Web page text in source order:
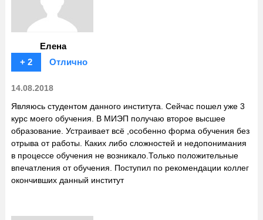
Елена
+ 2
Отлично
14.08.2018
Являюсь студентом данного института. Сейчас пошел уже 3
курс моего обучения. В МИЭП получаю второе высшее
образование. Устраивает всё ,особенно форма обучения без
отрыва от работы. Каких либо сложностей и недопонимания
в процессе обучения не возникало.Только положительные
впечатления от обучения. Поступил по рекомендации коллег
окончивших данный институт